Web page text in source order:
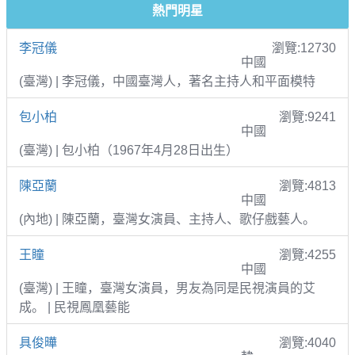
熱門明星
李冠儀
瀏覽:12730
中國
(臺灣) | 李冠儀，中國臺灣人，著名主持人和平面模特
包小柏
瀏覽:9241
中國
(臺灣) | 包小柏（1967年4月28日出生）
陳亞蘭
瀏覽:4813
中國
(內地) | 陳亞蘭，臺灣女演員、主持人、歌仔戲藝人。
王瞳
瀏覽:4255
中國
(臺灣) | 王瞳，臺灣女演員，男友為同是民視演員的艾
成。 | 民視鳳凰藝能
具俊曄
瀏覽:4040